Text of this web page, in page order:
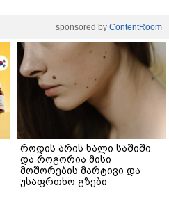
sponsored by ContentRoom
როდის არის ხალი საშიში
და როგორია მისი
მოშორების მარტივი და
უსაფრთხო გზები